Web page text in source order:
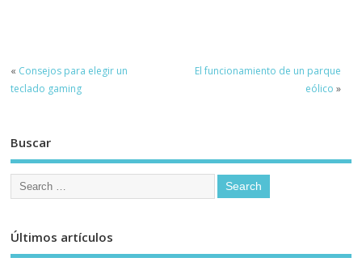
« Consejos para elegir un
teclado gaming
El funcionamiento de un parque
eólico »
Buscar
Últimos artículos